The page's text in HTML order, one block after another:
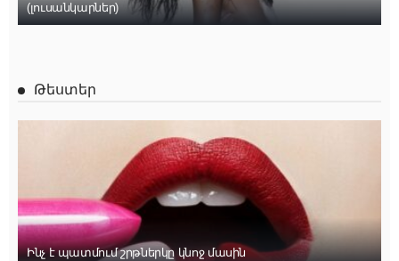
(լուսանկարներ)
Թեստեր
Ինչ է պատմում շրթներկը կնոջ մասին